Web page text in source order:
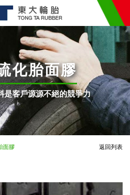
化胎面膠
是客戶源源不絕的競爭力
面膠 返回列表